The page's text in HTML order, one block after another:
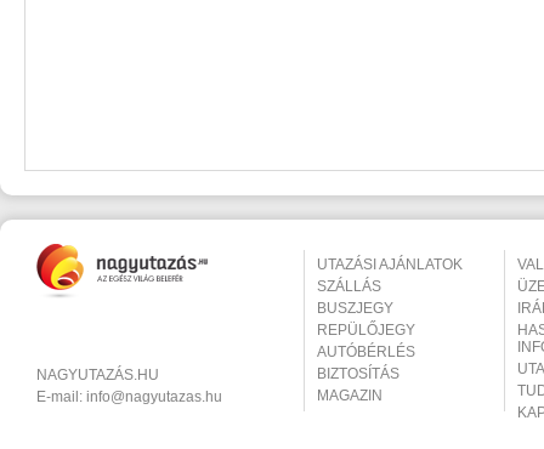
NAGYUTAZÁS.HU
E-mail: info@nagyutazas.hu
UTAZÁSI AJÁNLATOK
SZÁLLÁS
BUSZJEGY
REPÜLŐJEGY
AUTÓBÉRLÉS
BIZTOSÍTÁS
MAGAZIN